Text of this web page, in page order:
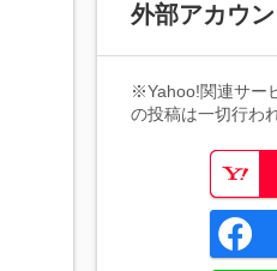
外部アカウ
※Yahoo!関連サー
の投稿は一切行わ